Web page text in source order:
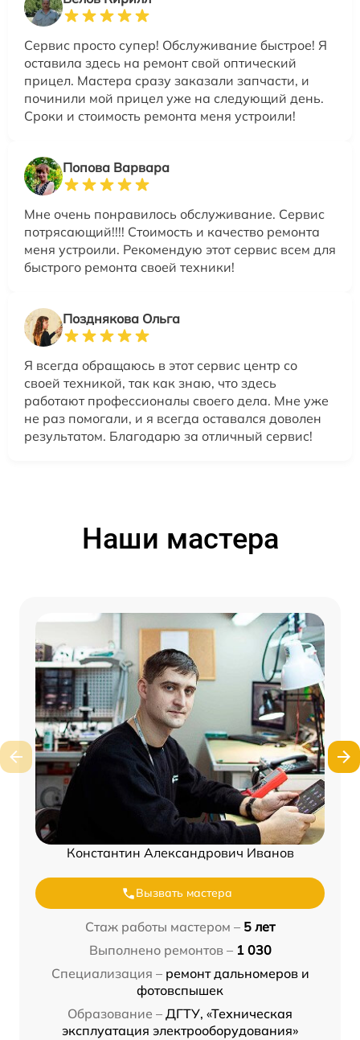
Сервис просто супер! Обслуживание быстрое! Я
оставила здесь на ремонт свой оптический
прицел. Мастера сразу заказали запчасти, и
починили мой прицел уже на следующий день.
Сроки и стоимость ремонта меня устроили!
Попова Варвара
Мне очень понравилось обслуживание. Сервис
потрясающий!!!! Стоимость и качество ремонта
меня устроили. Рекомендую этот сервис всем для
быстрого ремонта своей техники!
Позднякова Ольга
Я всегда обращаюсь в этот сервис центр со
своей техникой, так как знаю, что здесь
работают профессионалы своего дела. Мне уже
не раз помогали, и я всегда оставался доволен
результатом. Благодарю за отличный сервис!
Наши мастера
Константин Александрович Иванов
Вызвать мастера
Стаж работы мастером – 5 лет
Выполнено ремонтов – 1 030
Специализация – ремонт дальномеров и
фотовспышек
Образование – ДГТУ, «Техническая
эксплуатация электрооборудования»